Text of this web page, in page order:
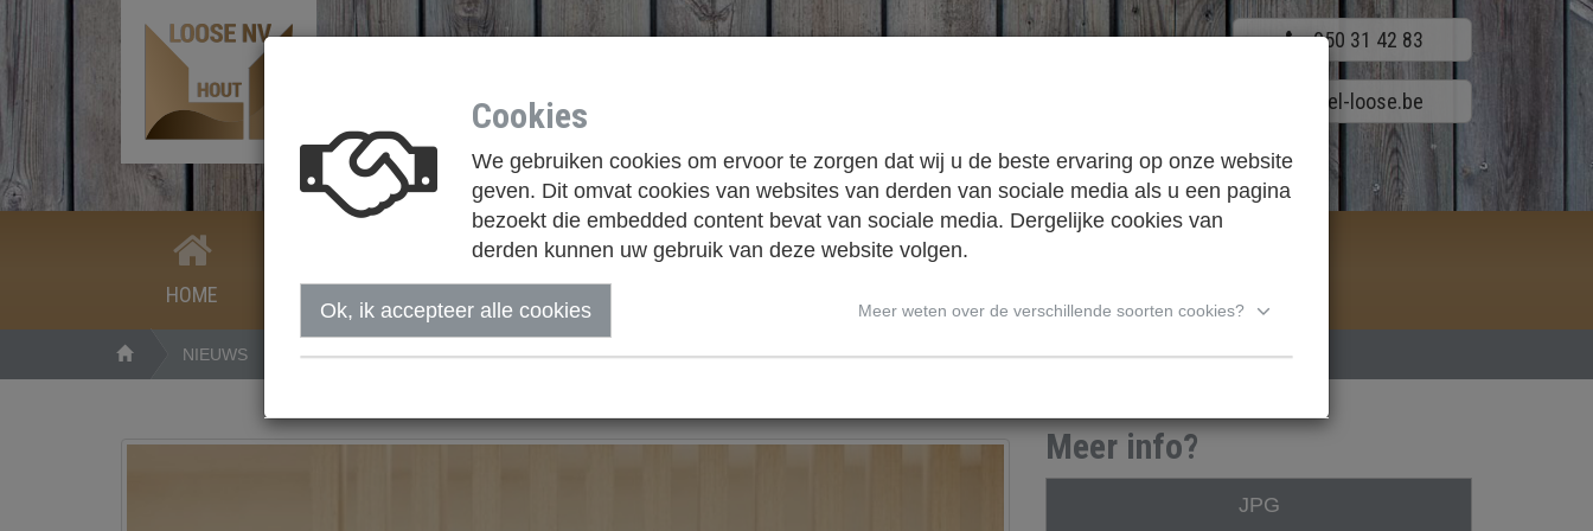
050 31 42 83
info@houthandel-loose.be
HOME
NIEUWS ROOM DIVIDER
Meer info?
JPG
Cookies
We gebruiken cookies om ervoor te zorgen dat wij u de beste ervaring op onze website
geven. Dit omvat cookies van websites van derden van sociale media als u een pagina
bezoekt die embedded content bevat van sociale media. Dergelijke cookies van
derden kunnen uw gebruik van deze website volgen.
Ok, ik accepteer alle cookies Meer weten over de verschillende soorten cookies?